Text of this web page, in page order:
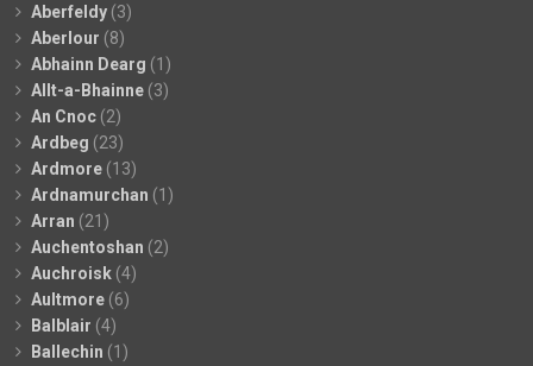
Aberfeldy (3)
Aberlour (8)
Abhainn Dearg (1)
Allt-a-Bhainne (3)
An Cnoc (2)
Ardbeg (23)
Ardmore (13)
Ardnamurchan (1)
Arran (21)
Auchentoshan (2)
Auchroisk (4)
Aultmore (6)
Balblair (4)
Ballechin (1)